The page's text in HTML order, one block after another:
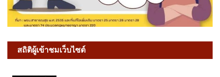
สถิติผู้เข้าชมเว็บไซต์